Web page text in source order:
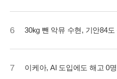
6 30kg 뺀 악뮤 수현, 기안84
7 이케아, AI 도입에도 해고 0